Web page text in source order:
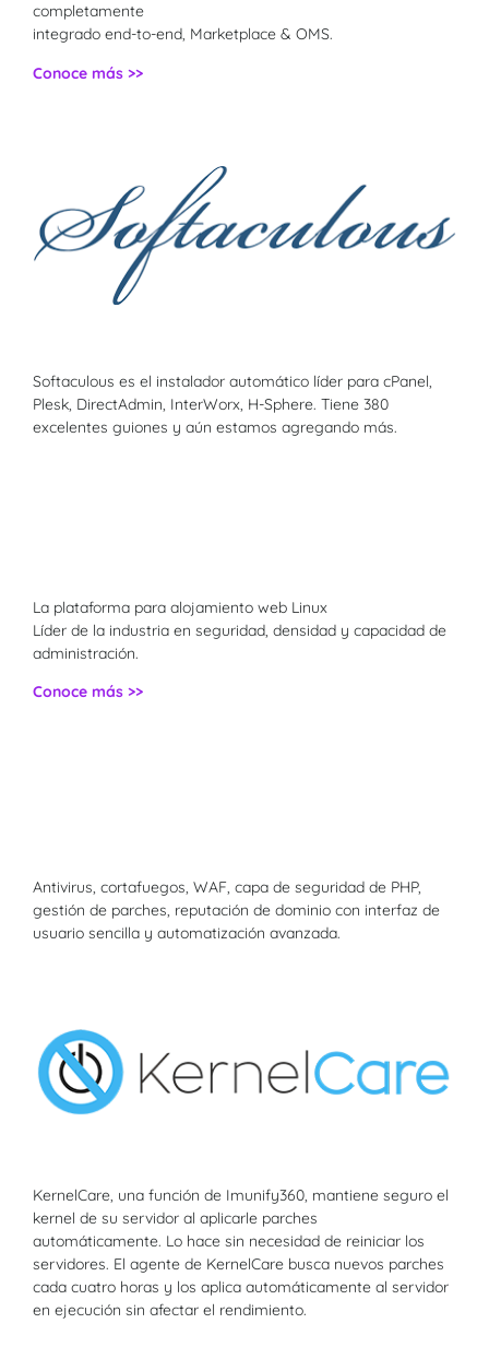
completamente
integrado end-to-end, Marketplace & OMS.
Conoce más >>
Softaculous es el instalador automático líder para cPanel,
Plesk, DirectAdmin, InterWorx, H-Sphere. Tiene 380
excelentes guiones y aún estamos agregando más.
La plataforma para alojamiento web Linux
Líder de la industria en seguridad, densidad y capacidad de
administración.
Conoce más >>
Antivirus, cortafuegos, WAF, capa de seguridad de PHP,
gestión de parches, reputación de dominio con interfaz de
usuario sencilla y automatización avanzada.
KernelCare, una función de Imunify360, mantiene seguro el
kernel de su servidor al aplicarle parches
automáticamente. Lo hace sin necesidad de reiniciar los
servidores. El agente de KernelCare busca nuevos parches
cada cuatro horas y los aplica automáticamente al servidor
en ejecución sin afectar el rendimiento.